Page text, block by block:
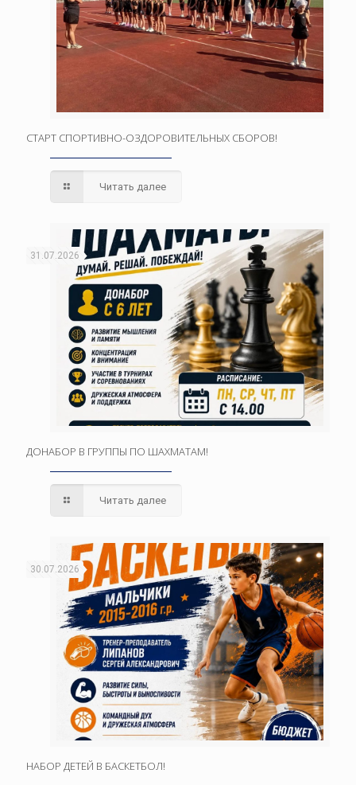
СТАРТ СПОРТИВНО-ОЗДОРОВИТЕЛЬНЫХ СБОРОВ!
Читать далее
31.07.2026
ДОНАБОР В ГРУППЫ ПО ШАХМАТАМ!
Читать далее
30.07.2026
НАБОР ДЕТЕЙ В БАСКЕТБОЛ!